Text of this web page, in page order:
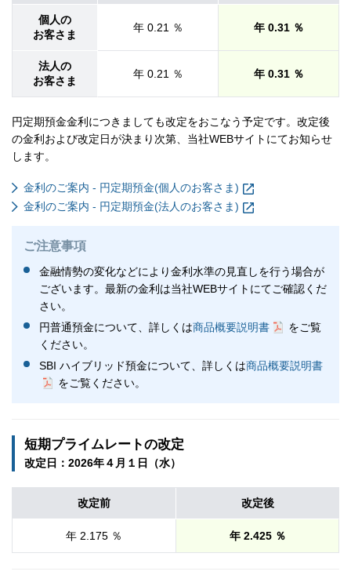
個人の
お客さま
年 0.21 ％ 年 0.31 ％
法人の
お客さま
年 0.21 ％ 年 0.31 ％
円定期預金金利につきましても改定をおこなう予定です。改定後
の金利および改定日が決まり次第、当社WEBサイトにてお知らせ
します。
金利のご案内 - 円定期預金(個人のお客さま)
金利のご案内 - 円定期預金(法人のお客さま)
ご注意事項
金融情勢の変化などにより金利水準の見直しを行う場合が
ございます。最新の金利は当社WEBサイトにてご確認くだ
さい。
円普通預金について、詳しくは商品概要説明書
をご覧
ください。
SBI ハイブリッド預金について、詳しくは商品概要説明書
をご覧ください。
短期プライムレートの改定
改定日：2026年４月１日（水）
改定前 改定後
年 2.175 ％ 年 2.425 ％